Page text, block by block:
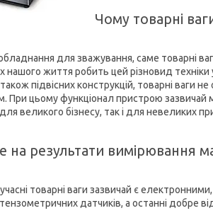
Чому товарні
для зважування, саме товарні
нашого життя робить цей різновид
підвісних конструкцій, товарні ваги
При цьому функціонал пристрою зазвичай
великого бізнесу, так і для невеликих
результати вимірювання
товарні ваги зазвичай є
датчиків, а останні добре